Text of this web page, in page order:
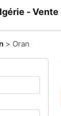
> Oran